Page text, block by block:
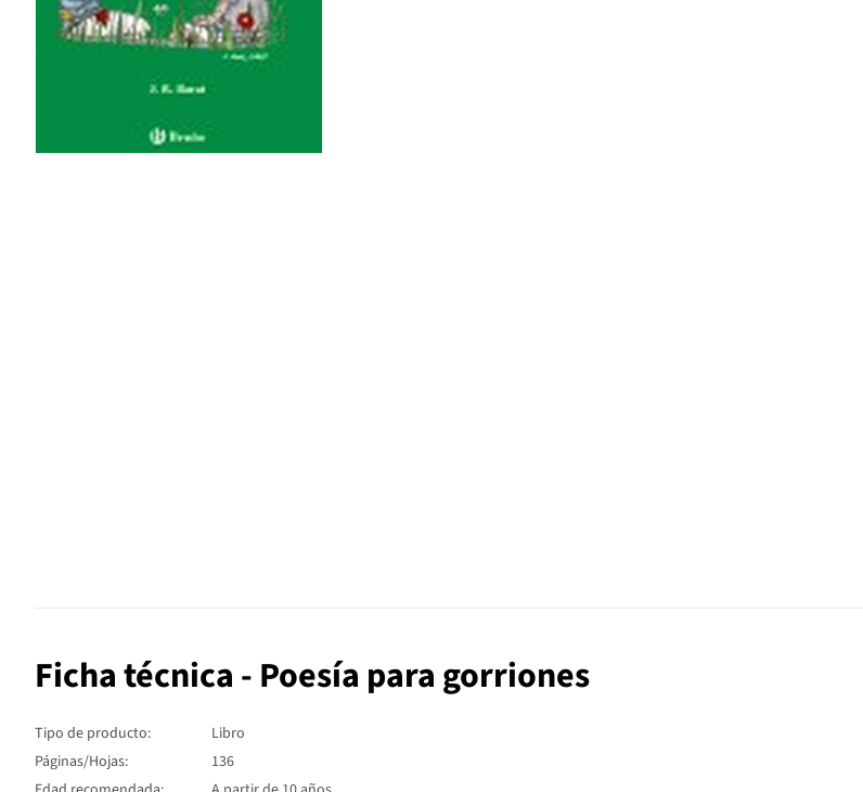
Ficha técnica - Poesía para gorriones
Tipo de producto:
Libro
Páginas/Hojas:
136